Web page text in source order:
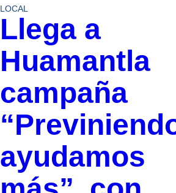
LOCAL
Llega a
Huamantla
campaña
ayudamos